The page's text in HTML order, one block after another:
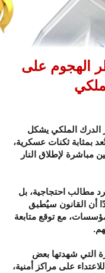
الهجوم على
الملكي يشكل
بمثابة ثكنات عسكرية،
مباشرة لإطلاق النار
مطالب احتجاجية، بل
أن القانون سيُطبق
مع توقع متابعة
التي شهدتها بعض
على مراكز أمنية،